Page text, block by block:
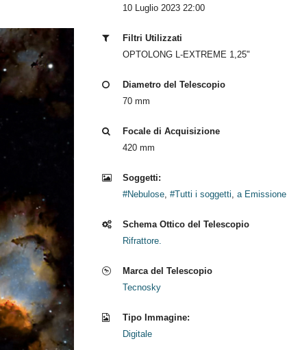
10 Luglio 2023 22:00
Filtri Utilizzati
OPTOLONG L-EXTREME 1,25"
Diametro del Telescopio
70 mm
Focale di Acquisizione
420 mm
Soggetti:
#Nebulose, #Tutti i soggetti, a Emissione
Schema Ottico del Telescopio
Rifrattore.
Marca del Telescopio
Tecnosky
Tipo Immagine:
Digitale